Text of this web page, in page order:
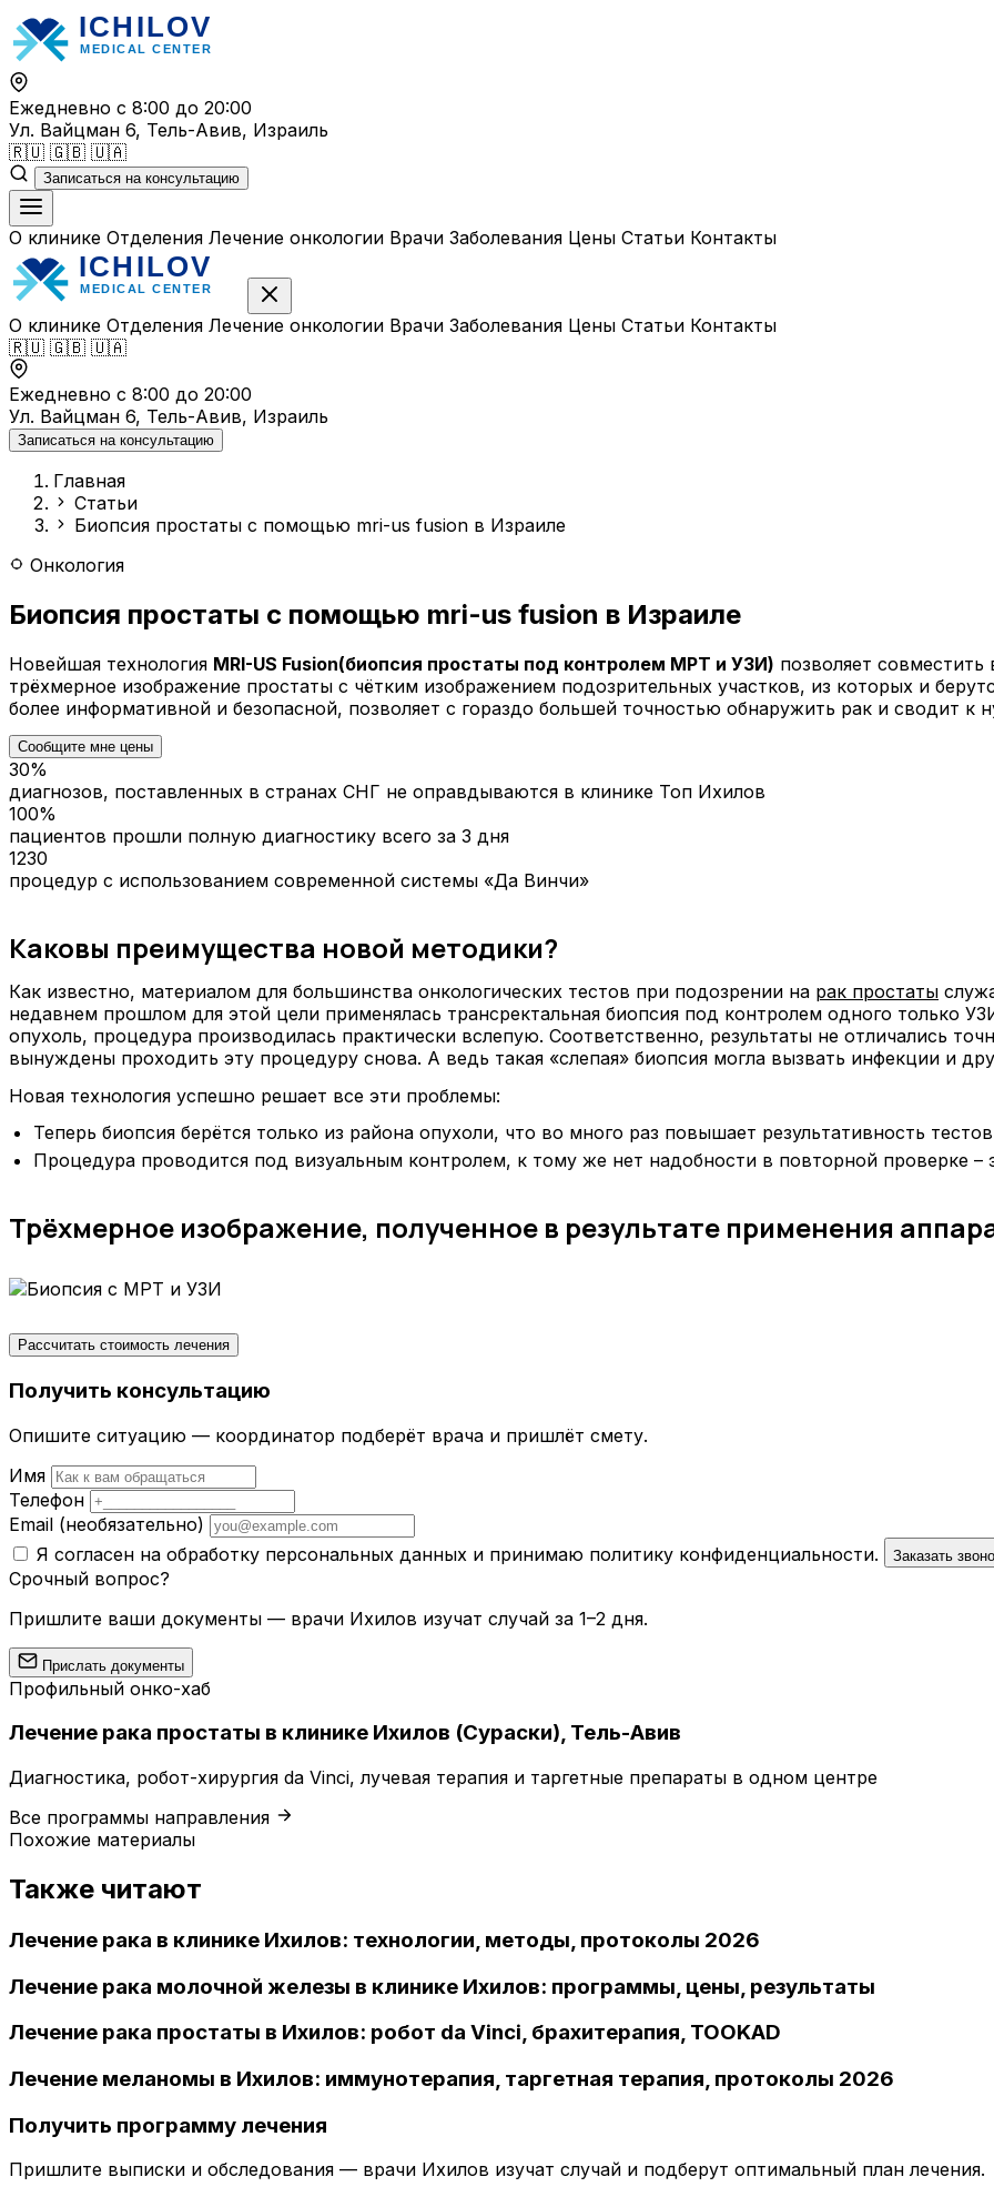
Перейти
к
содержимому
Ежедневно с 8:00 до 20:00
Ул. Вайцман 6, Тель-Авив, Израиль
🇷🇺 🇬🇧 🇺🇦
Записаться на консультацию
О клинике Отделения Лечение онкологии Врачи Заболевания Цены Статьи Контакты
О клинике Отделения Лечение онкологии Врачи Заболевания Цены Статьи Контакты
🇷🇺 🇬🇧 🇺🇦
Ежедневно с 8:00 до 20:00
Ул. Вайцман 6, Тель-Авив, Израиль
Записаться на консультацию
Главная
Статьи
Биопсия простаты с помощью mri-us fusion в Израиле
Онкология
Биопсия простаты с помощью mri-us fusion в Израиле
Новейшая технология MRI-US Fusion(биопсия простаты под контролем МРТ и УЗИ) позволяет
трёхмерное изображение простаты с чётким изображением подозрительных участков, из которых и
более информативной и безопасной, позволяет с гораздо большей точностью обнаружить рак и сводит к
Сообщите мне цены
30%
диагнозов, поставленных в странах СНГ не оправдываются в клинике Топ Ихилов
100%
пациентов прошли полную диагностику всего за 3 дня
1230
процедур с использованием современной системы «Да Винчи»
Каковы преимущества новой методики?
Как известно, материалом для большинства онкологических тестов при подозрении на рак простаты
недавнем прошлом для этой цели применялась трансректальная биопсия под контролем одного только
опухоль, процедура производилась практически вслепую. Соответственно, результаты не отличались
вынуждены проходить эту процедуру снова. А ведь такая «слепая» биопсия могла вызвать инфекции и
Новая технология успешно решает все эти проблемы:
Теперь биопсия берётся только из района опухоли, что во много раз повышает результативность
Процедура проводится под визуальным контролем, к тому же нет надобности в повторной проверке
Трёхмерное изображение, полученное в результате применения
Рассчитать стоимость лечения
Получить консультацию
Опишите ситуацию — координатор подберёт врача и пришлёт смету.
Имя
Телефон
Email (необязательно)
Я согласен на обработку персональных данных и принимаю политику конфиденциальности. Заказать
Срочный вопрос?
Пришлите ваши документы — врачи Ихилов изучат случай за 1–2 дня.
Прислать документы
Профильный онко-хаб
Лечение рака простаты в клинике Ихилов (Сураски), Тель-Авив
Диагностика, робот-хирургия da Vinci, лучевая терапия и таргетные препараты в одном центре
Все программы направления
Похожие материалы
Также читают
Лечение рака в клинике Ихилов: технологии, методы, протоколы 2026
Лечение рака молочной железы в клинике Ихилов: программы, цены, результаты
Лечение рака простаты в Ихилов: робот da Vinci, брахитерапия, TOOKAD
Лечение меланомы в Ихилов: иммунотерапия, таргетная терапия, протоколы 2026
Получить программу лечения
Пришлите выписки и обследования — врачи Ихилов изучат случай и подберут оптимальный план лечения.